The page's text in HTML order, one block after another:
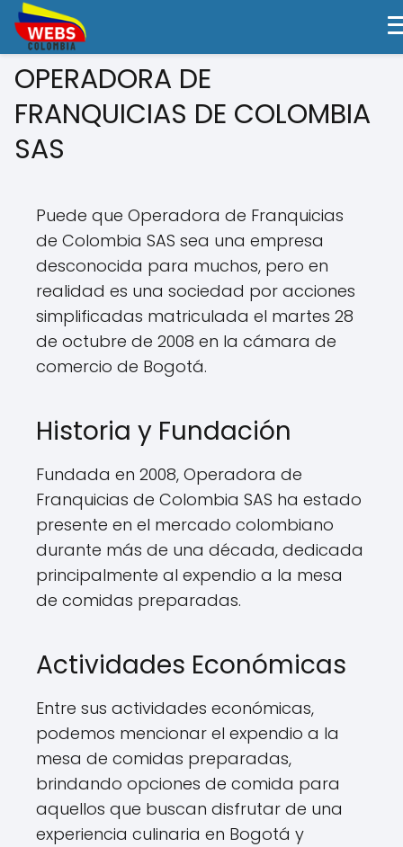
OPERADORA DE
FRANQUICIAS DE COLOMBIA
SAS
Puede que Operadora de Franquicias
de Colombia SAS sea una empresa
desconocida para muchos, pero en
realidad es una sociedad por acciones
simplificadas matriculada el martes 28
de octubre de 2008 en la cámara de
comercio de Bogotá.
Historia y Fundación
Fundada en 2008, Operadora de
Franquicias de Colombia SAS ha estado
presente en el mercado colombiano
durante más de una década, dedicada
principalmente al expendio a la mesa
de comidas preparadas.
Actividades Económicas
Entre sus actividades económicas,
podemos mencionar el expendio a la
mesa de comidas preparadas,
brindando opciones de comida para
aquellos que buscan disfrutar de una
experiencia culinaria en Bogotá y